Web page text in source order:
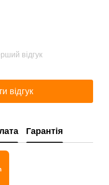
відгук
відгук
Гарантія